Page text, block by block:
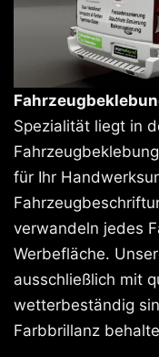
Spezialität liegt in
für Ihr
verwandeln jedes
Werbefläche.
ausschließlich mit
wetterbeständig
Farbbrillanz